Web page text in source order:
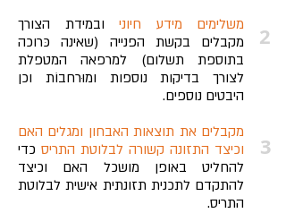
משלימים מידע חיוני ובמידת הצורך
מקבלים בקשת הפנייה (שאינה כּרוכה
בתוספת תשלום) למרפאה המטפלת
לצורך בדיקות נוספות ומוּרחבוֹת וכן
היבטים נוספים.
מקבלים את תוצאות האבחון ומגלים האם
וכיצד התזונה קשורה לבלוטת התריס כדי
להחליט באופן מושכל האם וכיצד
להתקדם לתכנית תזונתית אישית לבלוטת
התריס.
2
3